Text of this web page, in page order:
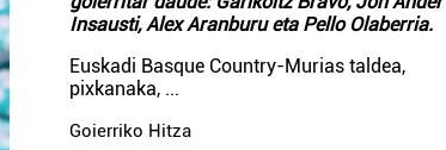
Insausti, Alex Aranburu eta Pello Olaberria.
Euskadi Basque Country-Murias taldea,
pixkanaka, ...
Goierriko Hitza